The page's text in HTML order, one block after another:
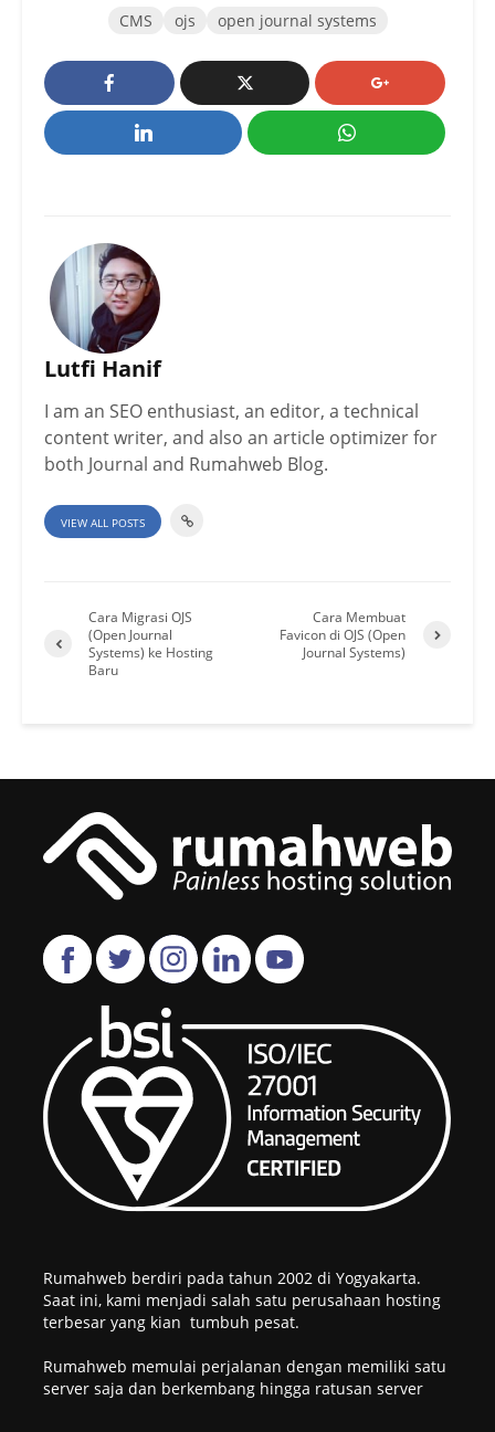
CMS ojs open journal systems
Lutfi Hanif
I am an SEO enthusiast, an editor, a technical
content writer, and also an article optimizer for
both Journal and Rumahweb Blog.
VIEW ALL POSTS
Cara Migrasi OJS
(Open Journal
Systems) ke Hosting
Baru
Cara Membuat
Favicon di OJS (Open
Journal Systems)
Rumahweb berdiri pada tahun 2002 di Yogyakarta.
Saat ini, kami menjadi salah satu perusahaan hosting
terbesar yang kian tumbuh pesat.
Rumahweb memulai perjalanan dengan memiliki satu
server saja dan berkembang hingga ratusan server